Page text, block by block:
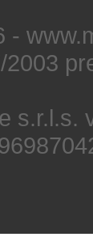
-
2003
s.r.l.s.